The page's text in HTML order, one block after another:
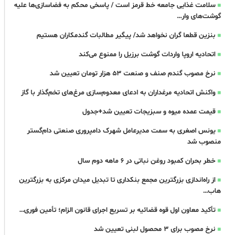
سلامت غذایی جامعه خط قرمز است / پاسخی محکم به فضاسازی‌ها علیه
گوشت‌های وار…
بنزین قطعا گران نخواهد شد/ پیگیر مطالبات گندمکاران هستیم
اتحادیه اروپا واردات گوشت برزیل را ممنوع می‌کند
نرخ مصوب گندم صنف و صنعت 53 هزار تومان تعیین شد
واکنش اتحادیه مرغداران به ادعای معدوم‌سازی مرغ‌های تخم‌گذار با گاز
قیمت عمده میوه و سبزیجات تعیین شد+جدول
یونس اصغری به سمت مدیرعامل شهرک دامپروری صنعتی دام‌گستر
منصوب شد
خطر بحران کمبود روغن نباتی در 6 ماهه دوم سال
از راه‌اندازی بزرگترین مجمع بنکداری تا تبدیل میدان مرکزی به بزرگترین
هاب…
تأکید معاون اول قوه قضائیه بر تسریع اجرای قانون الزام؛ تأمین فوری…
نرخ مصوب برای ۳ محصول لبنی تعیین شد